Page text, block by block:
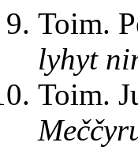
Toim.
lyhyt
Toim.